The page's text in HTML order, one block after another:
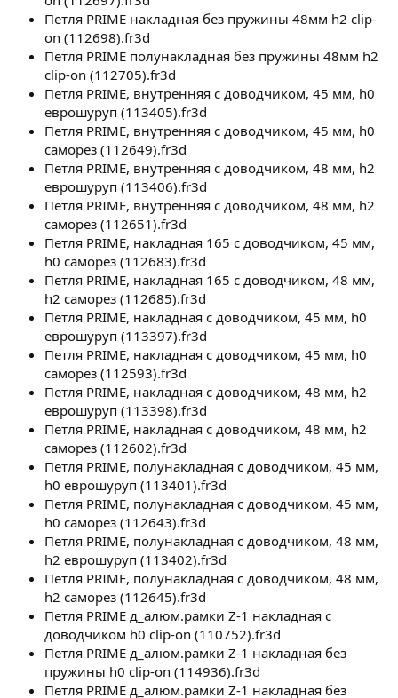
Петля PRIME накладная без пружины 48мм h2 clip-
on (112698).fr3d
Петля PRIME полунакладная без пружины 48мм h2
clip-on (112705).fr3d
Петля PRIME, внутренняя с доводчиком, 45 мм, h0
еврошуруп (113405).fr3d
Петля PRIME, внутренняя с доводчиком, 45 мм, h0
саморез (112649).fr3d
Петля PRIME, внутренняя с доводчиком, 48 мм, h2
еврошуруп (113406).fr3d
Петля PRIME, внутренняя с доводчиком, 48 мм, h2
саморез (112651).fr3d
Петля PRIME, накладная 165 с доводчиком, 45 мм,
h0 саморез (112683).fr3d
Петля PRIME, накладная 165 с доводчиком, 48 мм,
h2 саморез (112685).fr3d
Петля PRIME, накладная с доводчиком, 45 мм, h0
еврошуруп (113397).fr3d
Петля PRIME, накладная с доводчиком, 45 мм, h0
саморез (112593).fr3d
Петля PRIME, накладная с доводчиком, 48 мм, h2
еврошуруп (113398).fr3d
Петля PRIME, накладная с доводчиком, 48 мм, h2
саморез (112602).fr3d
Петля PRIME, полунакладная с доводчиком, 45 мм,
h0 еврошуруп (113401).fr3d
Петля PRIME, полунакладная с доводчиком, 45 мм,
h0 саморез (112643).fr3d
Петля PRIME, полунакладная с доводчиком, 48 мм,
h2 еврошуруп (113402).fr3d
Петля PRIME, полунакладная с доводчиком, 48 мм,
h2 саморез (112645).fr3d
Петля PRIME д_алюм.рамки Z-1 накладная с
доводчиком h0 clip-on (110752).fr3d
Петля PRIME д_алюм.рамки Z-1 накладная без
пружины h0 clip-on (114936).fr3d
Петля PRIME д_алюм.рамки Z-1 накладная без